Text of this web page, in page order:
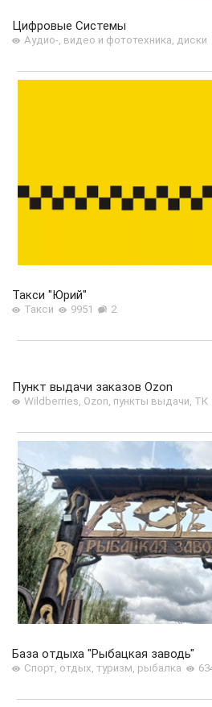
Цифровые Системы
Аудио-, видео и фототехника, диски
Такси "Юрий"
Такси 9951 2
Пункт выдачи заказов Ozon
Wildberries, Ozon, пункты выдачи, ТК
База отдыха "Рыбацкая заводь"
Спорт, отдых, туризм, рыбалка